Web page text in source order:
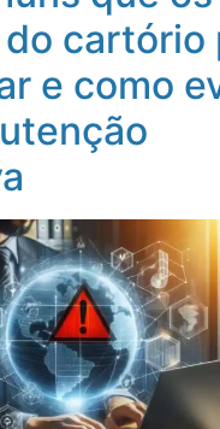
cartório
e como